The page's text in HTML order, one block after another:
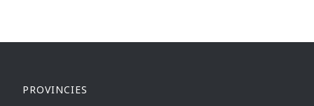
PROVINCIES